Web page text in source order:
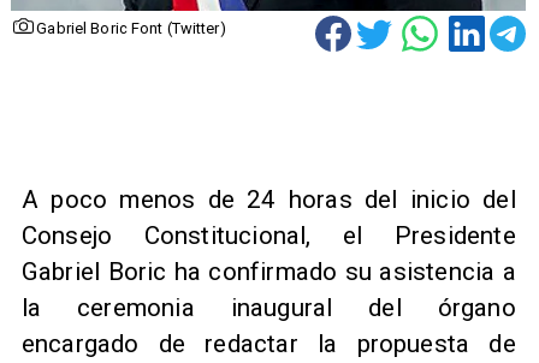
Gabriel Boric Font (Twitter)
A poco menos de 24 horas del inicio del
Consejo Constitucional, el Presidente
Gabriel Boric ha confirmado su asistencia a
la ceremonia inaugural del órgano
encargado de redactar la propuesta de